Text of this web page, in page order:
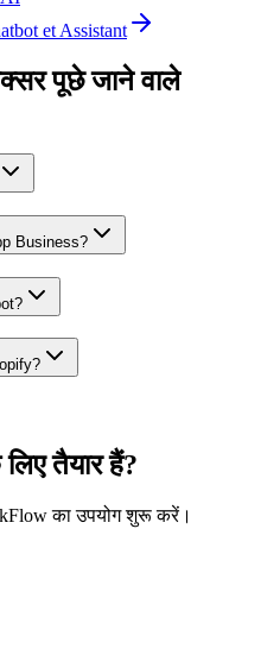
et Assistant
पूछे जाने वाले
Business?
तैयार हैं?
का उपयोग शुरू करें।